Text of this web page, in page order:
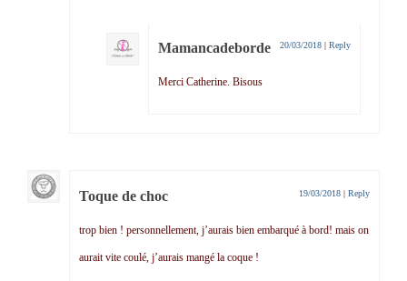
Mamancadeborde 20/03/2018 | Reply
Merci Catherine. Bisous
Toque de choc 19/03/2018 | Reply
trop bien ! personnellement, j’aurais bien embarqué à bord! mais on
aurait vite coulé, j’aurais mangé la coque !